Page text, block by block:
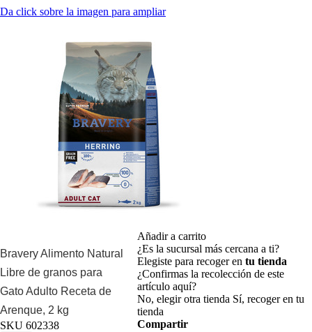
Da click sobre la imagen para ampliar
Bravery Alimento Natural
Libre de granos para
Gato Adulto Receta de
Arenque, 2 kg
SKU 602338
Añadir a carrito
¿Es la sucursal más cercana a ti?
Elegiste para recoger entu tienda
¿Confirmas la recolección de este
artículo aquí?
No, elegir otra tienda Sí, recoger en tu
tienda
Compartir